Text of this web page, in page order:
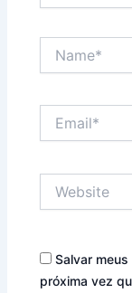
Salvar
próxima vez